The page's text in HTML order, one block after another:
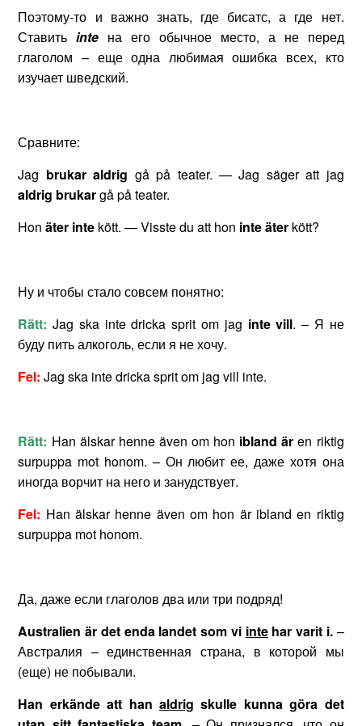
Поэтому-то и важно знать, где бисатс, а где нет.
Ставитьinte на его обычное место, а не перед
глаголом – еще одна любимая ошибка всех, кто
изучает шведский.
Сравните:
Jag brukar aldrig gå på teater. — Jag säger att jag
aldrig brukargå på teater.
Honäter inte kött. — Visste du att hon inte äter kött?
Ну и чтобы стало совсем понятно:
Rätt: Jag ska inte dricka sprit om jag inte vill. – Я не
буду пить алкоголь, если я не хочу.
Fel: Jag ska inte dricka sprit om jag vill inte.
Rätt: Han älskar henne även om hon ibland är en riktig
surpuppa mot honom. – Он любит ее, даже хотя она
иногда ворчит на него и занудствует.
Fel: Han älskar henne även om hon är ibland en riktig
surpuppa mot honom.
Да, даже если глаголов два или три подряд!
Australien är det enda landet som vi inte har varit i.–
Австралия – единственная страна, в которой мы
(еще) не побывали.
Han erkände att han aldrig skulle kunna göra det